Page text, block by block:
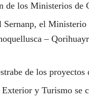
de los Ministerios
Sernanp, el
–
de los proyectos
y Turismo se